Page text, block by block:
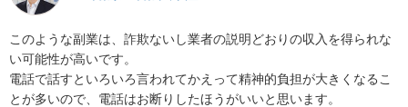
このような副業は、詐欺ないし業者の説明どおりの収入を得られな
い可能性が高いです。
電話で話すといろいろ言われてかえって精神的負担が大きくなるこ
とが多いので、電話はお断りしたほうがいいと思います。